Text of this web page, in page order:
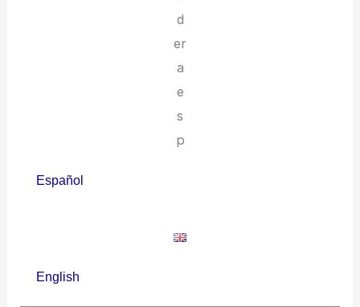
Español
English